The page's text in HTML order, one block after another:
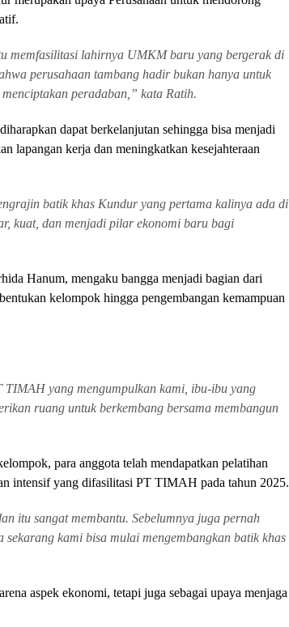
memfasilitasi lahirnya UMKM baru yang bergerak di
perusahaan tambang hadir bukan hanya untuk
peradaban,” kata Ratih.
dapat berkelanjutan sehingga bisa menjadi
lapangan kerja dan meningkatkan kesejahteraan
batik khas Kundur yang pertama kalinya ada di
kuat, dan menjadi pilar ekonomi baru bagi
Hanum, mengaku bangga menjadi bagian dari
kelompok hingga pengembangan kemampuan
yang mengumpulkan kami, ibu-ibu yang
ruang untuk berkembang bersama membangun
para anggota telah mendapatkan pelatihan
intensif yang difasilitasi PT TIMAH pada tahun 2025.
itu sangat membantu. Sebelumnya juga pernah
kami bisa mulai mengembangkan batik khas
aspek ekonomi, tetapi juga sebagai upaya menjaga